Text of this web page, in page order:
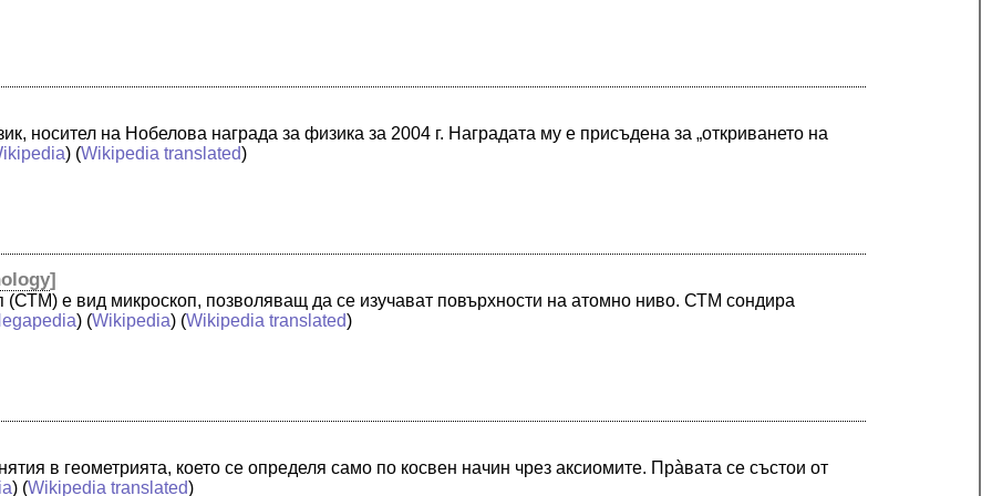
носител на Нобелова награда за физика за 2004 г. Наградата му е присъдена за „откриването на
) (Wikipedia translated)
]
(СТМ) е вид микроскоп, позволяващ да се изучават повърхности на атомно ниво. СТМ сондира
) (Wikipedia) (Wikipedia translated)
в геометрията, което се определя само по косвен начин чрез аксиомите. Прàвата се състои от
) (Wikipedia translated)